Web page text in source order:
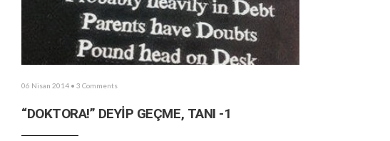
06 Nisan 2014 • 3 Comments
“DOKTORA!” DEYİP GEÇME, TANI -1